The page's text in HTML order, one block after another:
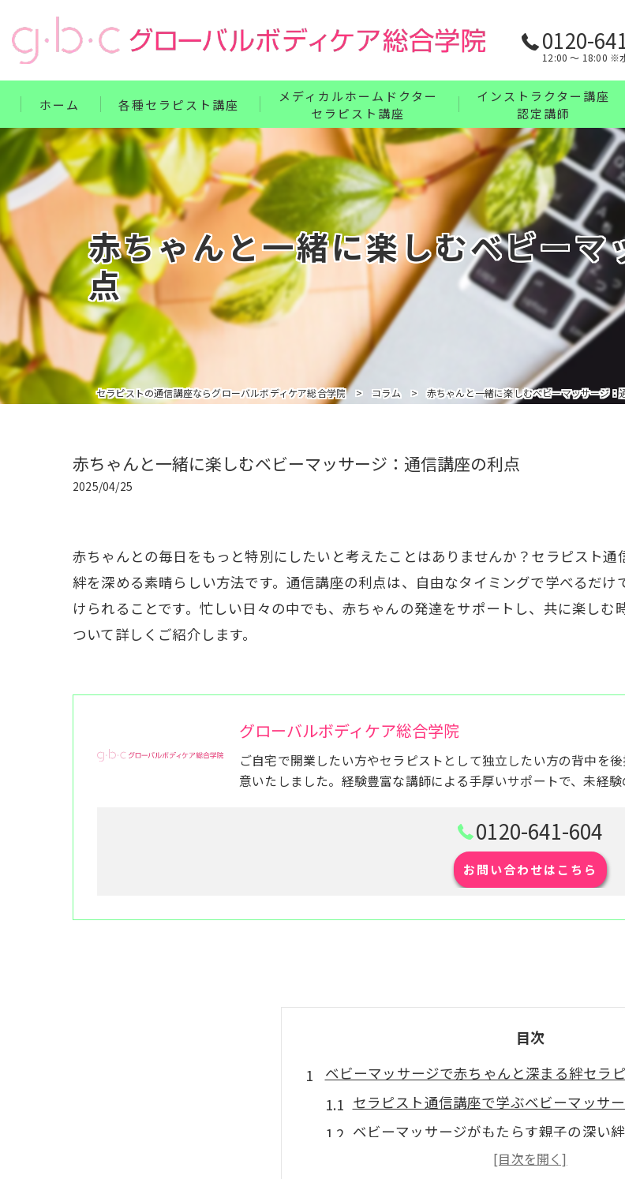
0120-
12:00 〜 18:00 ※
ホーム 各種セラピスト講座
リンパ・ボディケア整体コース
フェイス・ヘッド・耳つぼコース
ハンドコース
フットコース
ベビー・腸もみコース
セット講座
メディカルホームドクター
セラピスト講座
セット講座
ホームドクター講座について
インストラクター講座
認定講師
リンパ・ボディケア・整体・
フェイス・ヘッド・耳つぼイ
ハンドインストラクターコース
フットインストラクターコー
まとめてお得なインストラク
インストラクター講座について
インストラクターを追加受講
赤ちゃんと一緒に楽しむベビー
点
セラピストの通信講座ならグローバルボディケア総合学院 コラム 赤ちゃんと一緒に楽しむベビーマッサージ：
赤ちゃんと一緒に楽しむベビーマッサージ：通信講座の利点
2025/04/25
赤ちゃんとの毎日をもっと特別にしたいと考えたことはありませんか？セラピスト
絆を深める素晴らしい方法です。通信講座の利点は、自由なタイミングで学べるだ
けられることです。忙しい日々の中でも、赤ちゃんの発達をサポートし、共に楽し
ついて詳しくご紹介します。
グローバルボディケア総合学院
ご自宅で開業したい方やセラピストとして独立したい方の背中を
意いたしました。経験豊富な講師による手厚いサポートで、未経験
0120-641-604
お問い合わせはこちら
目次
ベビーマッサージで赤ちゃんと深まる絆セラ
セラピスト通信講座で学ぶベビーマッサ
ベビーマッサージがもたらす親子の深い絆
心と体を癒すベビーマッサージの効果